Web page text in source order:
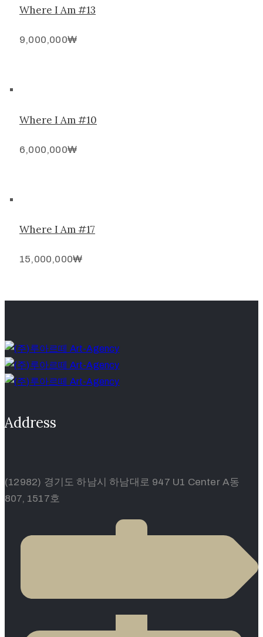
Where I Am #13
9,000,000₩
Where I Am #10
6,000,000₩
Where I Am #17
15,000,000₩
Address
(12982) 경기도 하남시 하남대로 947 U1 Center A동
807, 1517호